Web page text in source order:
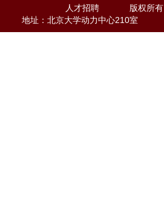
人才招聘
版权所
地址：北京大学动力中心210室